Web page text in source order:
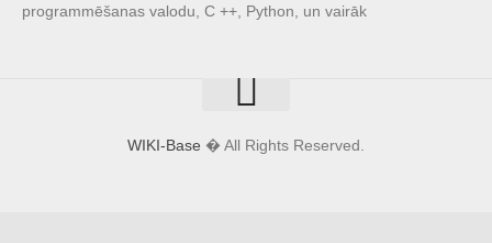
programmēšanas valodu, C ++, Python, un vairāk
WIKI-Base � All Rights Reserved.